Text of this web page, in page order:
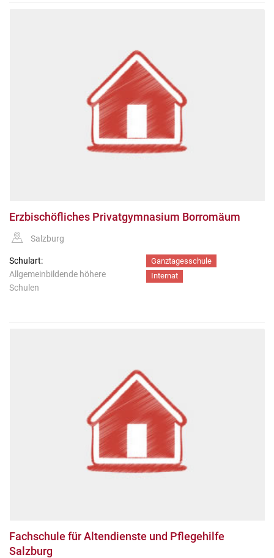
Erzbischöfliches Privatgymnasium Borromäum
Salzburg
Schulart:
Allgemeinbildende höhere
Schulen
Ganztagesschule
Internat
Fachschule für Altendienste und Pflegehilfe
Salzburg